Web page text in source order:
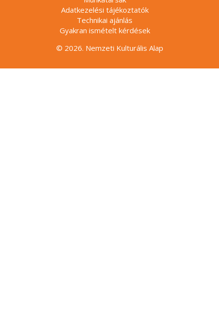
Adatkezelési tájékoztatók
Technikai ajánlás
Gyakran ismételt kérdések
© 2026. Nemzeti Kulturális Alap